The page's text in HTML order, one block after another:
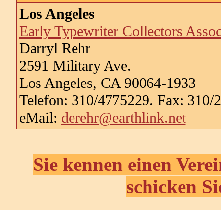
Los Angeles
Early Typewriter Collectors
Darryl Rehr
2591 Military Ave.
Los Angeles, CA 90064-1933
Telefon: 310/4775229. Fax: 310/
eMail: derehr@earthlink.net
Sie kennen einen
schicken